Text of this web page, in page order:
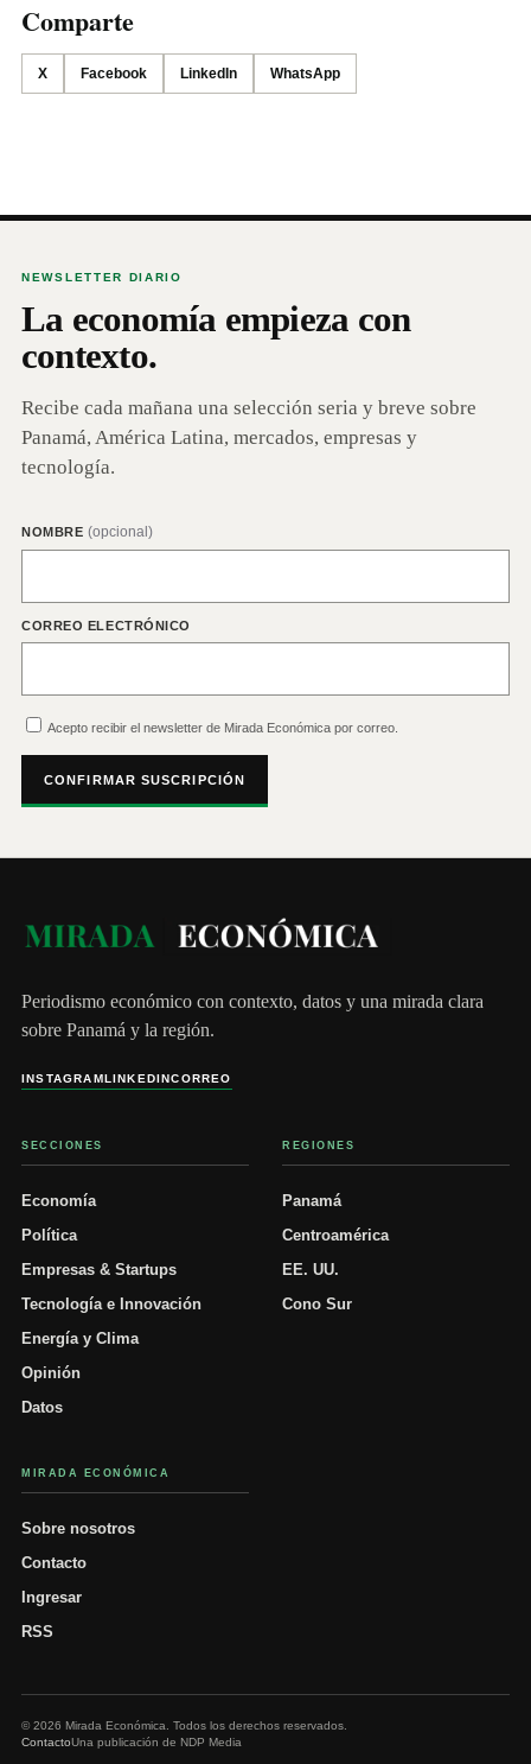
Comparte
X Facebook LinkedIn WhatsApp
NEWSLETTER DIARIO
La economía empieza con
contexto.
Recibe cada mañana una selección seria y breve sobre
Panamá, América Latina, mercados, empresas y
tecnología.
NOMBRE (opcional)
CORREO ELECTRÓNICO
Acepto recibir el newsletter de Mirada Económica por correo.
CONFIRMAR SUSCRIPCIÓN
Periodismo económico con contexto, datos y una mirada clara
sobre Panamá y la región.
INSTAGRAMLINKEDINCORREO
SECCIONES
Economía
Política
Empresas & Startups
Tecnología e Innovación
Energía y Clima
Opinión
Datos
REGIONES
Panamá
Centroamérica
EE. UU.
Cono Sur
MIRADA ECONÓMICA
Sobre nosotros
Contacto
Ingresar
RSS
© 2026 Mirada Económica. Todos los derechos reservados.
ContactoUna publicación de NDP Media